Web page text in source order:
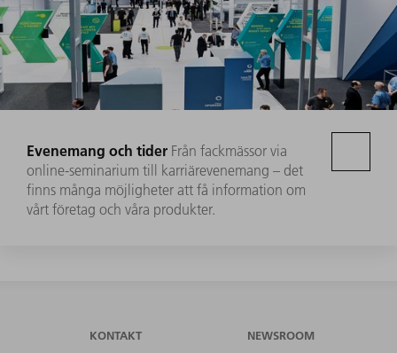
Evenemang och tider Från fackmässor via
online-seminarium till karriärevenemang – det
finns många möjligheter att få information om
vårt företag och våra produkter.
KONTAKT NEWSROOM